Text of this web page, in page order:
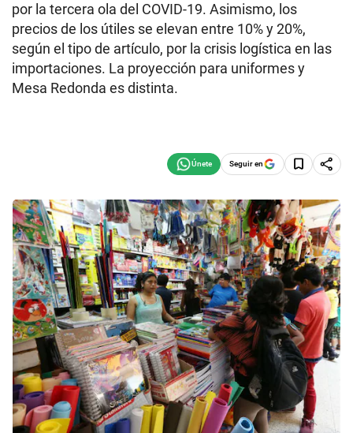
por la tercera ola del COVID-19. Asimismo, los
precios de los útiles se elevan entre 10% y 20%,
según el tipo de artículo, por la crisis logística en las
importaciones. La proyección para uniformes y
Mesa Redonda es distinta.
Seguir en